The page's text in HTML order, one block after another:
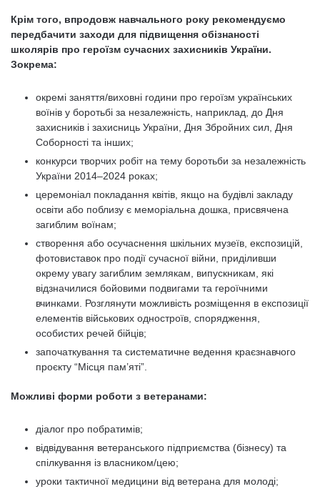
Крім того, впродовж навчального року рекомендуємо
передбачити заходи для підвищення обізнаності
школярів про героїзм сучасних захисників України.
Зокрема:
окремі заняття/виховні години про героїзм українських
воїнів у боротьбі за незалежність, наприклад, до Дня
захисників і захисниць України, Дня Збройних сил, Дня
Соборності та інших;
конкурси творчих робіт на тему боротьби за незалежність
України 2014–2024 роках;
церемоніал покладання квітів, якщо на будівлі закладу
освіти або поблизу є меморіальна дошка, присвячена
загиблим воїнам;
створення або осучаснення шкільних музеїв, експозицій,
фотовиставок про події сучасної війни, приділивши
окрему увагу загиблим землякам, випускникам, які
відзначилися бойовими подвигами та героїчними
вчинками. Розглянути можливість розміщення в експозиції
елементів військових одностроїв, спорядження,
особистих речей бійців;
започаткування та систематичне ведення краєзнавчого
проєкту “Місця пам’яті”.
Можливі форми роботи з ветеранами:
діалог про побратимів;
відвідування ветеранського підприємства (бізнесу) та
спілкування із власником/цею;
уроки тактичної медицини від ветерана для молоді;